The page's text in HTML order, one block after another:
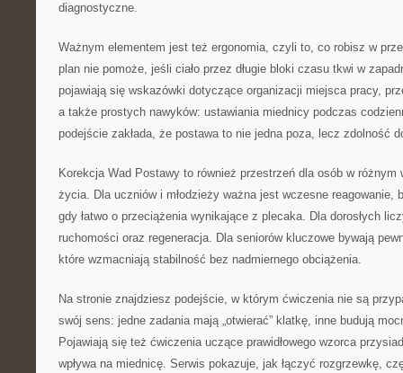
diagnostyczne.
Ważnym elementem jest też ergonomia, czyli to, co robisz w
plan nie pomoże, jeśli ciało przez długie bloki czasu tkwi w
pojawiają się wskazówki dotyczące organizacji miejsca pracy,
a także prostych nawyków: ustawiania miednicy podczas
podejście zakłada, że postawa to nie jedna poza, lecz zdolność
Korekcja Wad Postawy to również przestrzeń dla osób w
życia. Dla uczniów i młodzieży ważna jest wczesne reagowanie,
gdy łatwo o przeciążenia wynikające z plecaka. Dla dorosłych
ruchomości oraz regeneracja. Dla seniorów kluczowe bywają
które wzmacniają stabilność bez nadmiernego obciążenia.
Na stronie znajdziesz podejście, w którym ćwiczenia nie są
swój sens: jedne zadania mają „otwierać” klatkę, inne budują
Pojawiają się też ćwiczenia uczące prawidłowego wzorca
wpływa na miednicę. Serwis pokazuje, jak łączyć rozgrzewkę,